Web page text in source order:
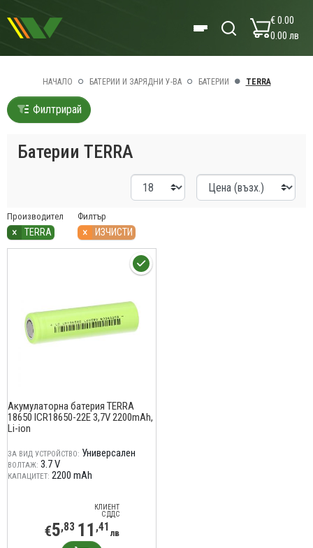
€ 0.00
0.00 лв
НАЧАЛО БАТЕРИИ И ЗАРЯДНИ У-ВА БАТЕРИИ TERRA
Филтрирай
Батерии TERRA
Производител
× TERRA
Филтър
× ИЗЧИСТИ
Акумулаторна батерия TERRA
18650 ICR18650-22E 3,7V 2200mAh,
Li-ion
ЗА ВИД УСТРОЙСТВО: Универсален
ВОЛТАЖ: 3.7 V
КАПАЦИТЕТ: 2200 mAh
КЛИЕНТ
С ДДС
€5,83 11 ,41 лв